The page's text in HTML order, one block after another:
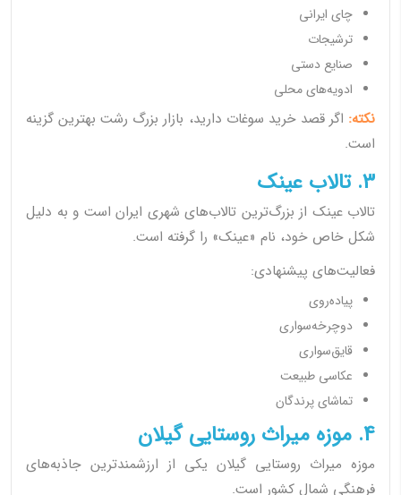
چای ایرانی
ترشیجات
صنایع دستی
ادویه‌های محلی
نکته: اگر قصد خرید سوغات دارید، بازار بزرگ رشت بهترین گزینه
است.
3. تالاب عینک
تالاب عینک از بزرگ‌ترین تالاب‌های شهری ایران است و به دلیل
شکل خاص خود، نام «عینک» را گرفته است.
فعالیت‌های پیشنهادی:
پیاده‌روی
دوچرخه‌سواری
قایق‌سواری
عکاسی طبیعت
تماشای پرندگان
4. موزه میراث روستایی گیلان
موزه میراث روستایی گیلان یکی از ارزشمندترین جاذبه‌های
فرهنگی شمال کشور است.